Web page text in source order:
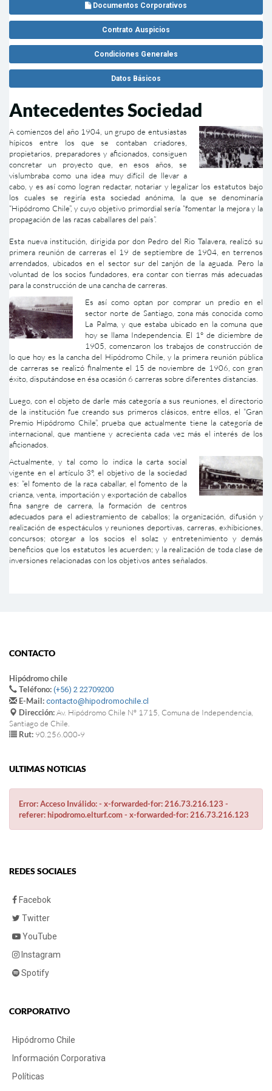
Documentos Corporativos
Contrato Auspicios
Condiciones Generales
Datos Básicos
Antecedentes Sociedad
A comienzos del año 1904, un grupo de entusiastas
hípicos entre los que se contaban criadores,
propietarios, preparadores y aficionados, consiguen
concretar un proyecto que, en esos años, se
vislumbraba como una idea muy difícil de llevar a
cabo, y es así como logran redactar, notariar y legalizar los estatutos bajo
los cuales se regiría esta sociedad anónima, la que se denominaría
“Hipódromo Chile”, y cuyo objetivo primordial sería “fomentar la mejora y la
propagación de las razas caballares del país”.
Esta nueva institución, dirigida por don Pedro del Rio Talavera, realizó su
primera reunión de carreras el 19 de septiembre de 1904, en terrenos
arrendados, ubicados en el sector sur del zanjón de la aguada. Pero la
voluntad de los socios fundadores, era contar con tierras más adecuadas
para la construcción de una cancha de carreras.
Es así como optan por comprar un predio en el
sector norte de Santiago, zona más conocida como
La Palma, y que estaba ubicado en la comuna que
hoy se llama Independencia. El 1° de diciembre de
1905, comenzaron los trabajos de construcción de
lo que hoy es la cancha del Hipódromo Chile, y la primera reunión pública
de carreras se realizó finalmente el 15 de noviembre de 1906, con gran
éxito, disputándose en ésa ocasión 6 carreras sobre diferentes distancias.
Luego, con el objeto de darle más categoría a sus reuniones, el directorio
de la institución fue creando sus primeros clásicos, entre ellos, el “Gran
Premio Hipódromo Chile”, prueba que actualmente tiene la categoría de
internacional, que mantiene y acrecienta cada vez más el interés de los
aficionados.
Actualmente, y tal como lo indica la carta social
vigente en el artículo 3°, el objetivo de la sociedad
es: “el fomento de la raza caballar, el fomento de la
crianza, venta, importación y exportación de caballos
fina sangre de carrera, la formación de centros
adecuados para el adiestramiento de caballos; la organización, difusión y
realización de espectáculos y reuniones deportivas, carreras, exhibiciones,
concursos; otorgar a los socios el solaz y entretenimiento y demás
beneficios que los estatutos les acuerden; y la realización de toda clase de
inversiones relacionadas con los objetivos antes señalados.
CONTACTO
Hipódromo chile
Teléfono: (+56) 2 22709200
E-Mail: contacto@hipodromochile.cl
Dirección:Av. Hipódromo Chile Nº 1715, Comuna de Independencia,
Santiago de Chile.
Rut: 90.256.000-9
ULTIMAS NOTICIAS
Error: Acceso Inválido: - x-forwarded-for: 216.73.216.123 -
referer: hipodromo.elturf.com - x-forwarded-for: 216.73.216.123
REDES SOCIALES
Facebok
Twitter
YouTube
Instagram
Spotify
CORPORATIVO
Hipódromo Chile
Información Corporativa
Políticas